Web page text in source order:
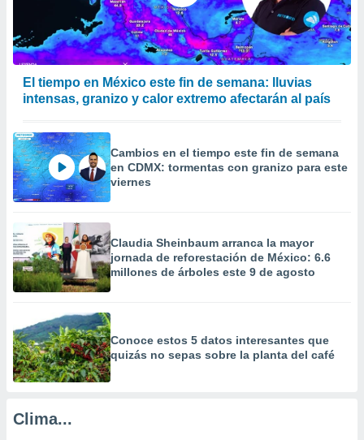
mediante
de
El tiempo en México este fin de semana: lluvias
intensas, granizo y calor extremo afectarán al país
Cambios en el tiempo este fin de semana
en CDMX: tormentas con granizo para este
viernes
Claudia Sheinbaum arranca la mayor
jornada de reforestación de México: 6.6
millones de árboles este 9 de agosto
Conoce estos 5 datos interesantes que
quizás no sepas sobre la planta del café
Clima...